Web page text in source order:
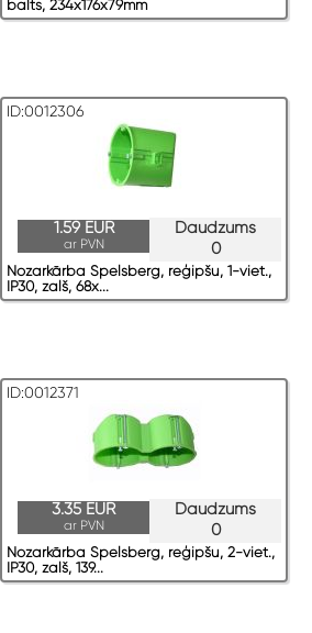
balts, 234x176x79mm
ID:0012306
Daudzums
0
1.59 EUR
ar PVN
Nozarkārba Spelsberg, reģipšu, 1-viet.,
IP30, zaļš, 68x...
ID:0012371
Daudzums
0
3.35 EUR
ar PVN
Nozarkārba Spelsberg, reģipšu, 2-viet.,
IP30, zaļš, 139...